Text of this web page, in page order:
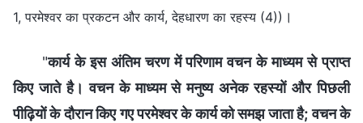
1, परमेश्वर का प्रकटन और कार्य, देहधारण का रहस्य (4)) ।
"कार्य के इस अंतिम चरण में परिणाम वचन के माध्यम से प्राप्त
किए जाते है। वचन के माध्यम से मनुष्य अनेक रहस्यों और पिछली
पीढ़ियों के दौरान किए गए परमेश्वर के कार्य को समझ जाता है; वचन के